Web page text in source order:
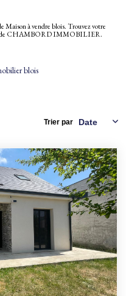
Nous
Maison à vendre blois. Trouvez votre
de CHAMBORD IMMOBILIER.
blois
Trier par